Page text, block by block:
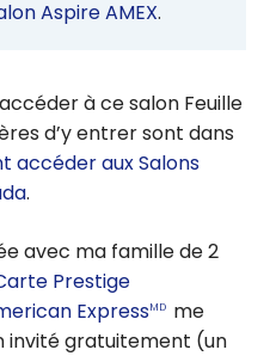
Aspire AMEX.
à ce salon Feuille
d’y entrer sont dans
accéder aux Salons
.
avec ma famille de 2
Prestige
ExpressMD me
invité gratuitement (un